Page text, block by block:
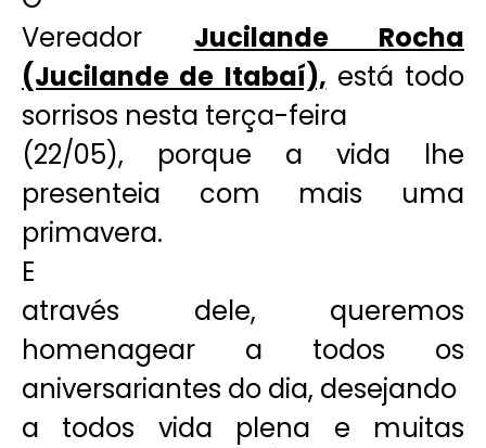
Vereador Jucilande Rocha
(Jucilande de Itabaí), está todo
sorrisos nesta terça-feira
(22/05), porque a vida lhe
presenteia com mais uma
primavera.
E
através dele, queremos
homenagear a todos os
aniversariantes do dia, desejando
a todos vida plena e muitas